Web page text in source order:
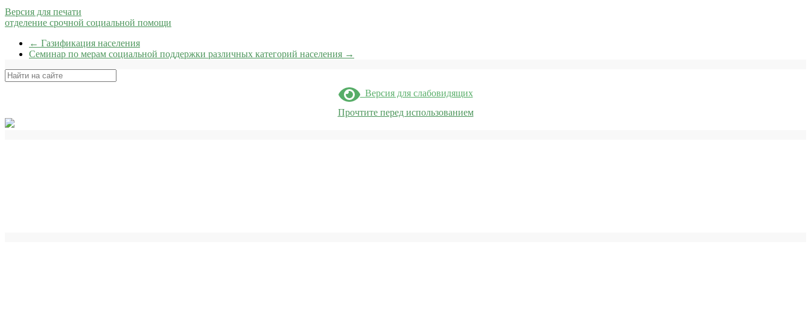
Версия для печати
отделение срочной социальной помощи
← Газификация населения
Семинар по мерам социальной поддержки различных категорий населения →
Поиск
Версия для слабовидящих
Прочтите перед использованием